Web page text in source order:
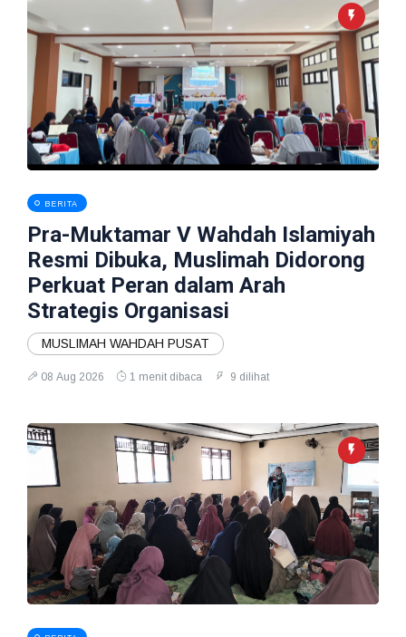
BERITA
Pra-Muktamar V Wahdah Islamiyah
Resmi Dibuka, Muslimah Didorong
Perkuat Peran dalam Arah
Strategis Organisasi
MUSLIMAH WAHDAH PUSAT
08 Aug 2026 1 menit dibaca 9 dilihat